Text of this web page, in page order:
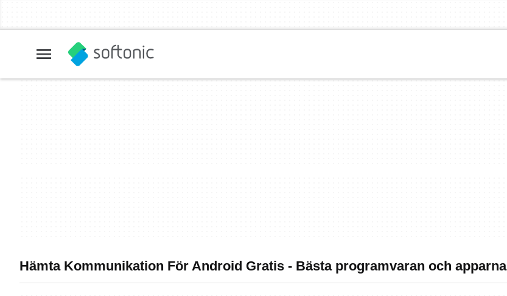
Hämta Kommunikation För Android Gratis - Bästa programvaran och apparna